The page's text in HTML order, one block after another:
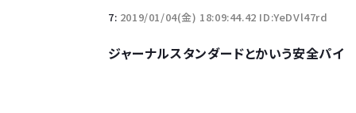
7: 2019/01/04(金) 18:09:44.42 ID:YeDVl47rd
ジャーナルスタンダードとかいう安全パイ